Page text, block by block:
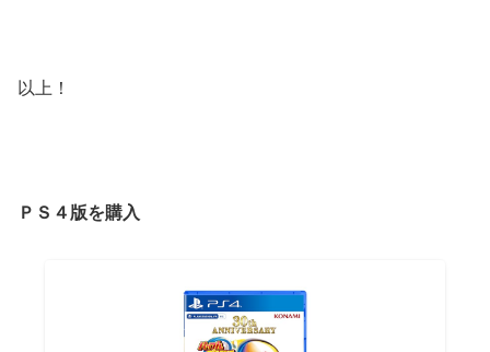
以上！
ＰＳ４版を購入